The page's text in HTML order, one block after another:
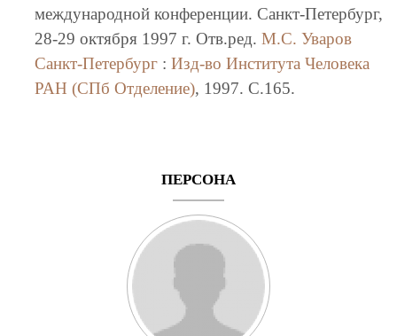
международной конференции. Санкт-Петербург,
28-29 октября 1997 г. Отв.ред. М.С. Уваров
Санкт-Петербург: Изд-во Института Человека
РАН (СПб Отделение), 1997. C.165.
ПЕРСОНА